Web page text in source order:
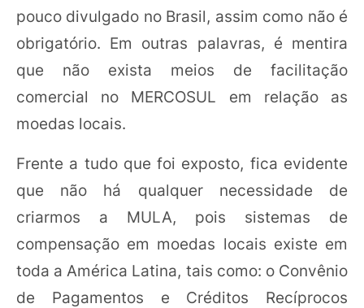
pouco divulgado no Brasil, assim como não é
obrigatório. Em outras palavras, é mentira
que não exista meios de facilitação
comercial no MERCOSUL em relação as
moedas locais.
Frente a tudo que foi exposto, fica evidente
que não há qualquer necessidade de
criarmos a MULA, pois sistemas de
compensação em moedas locais existe em
toda a América Latina, tais como: o Convênio
de Pagamentos e Créditos Recíprocos